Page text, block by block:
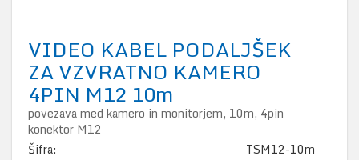
VIDEO KABEL PODALJŠEK
ZA VZVRATNO KAMERO
4PIN M12 10m
povezava med kamero in monitorjem, 10m, 4pin
konektor M12
Šifra:
TSM12-10m